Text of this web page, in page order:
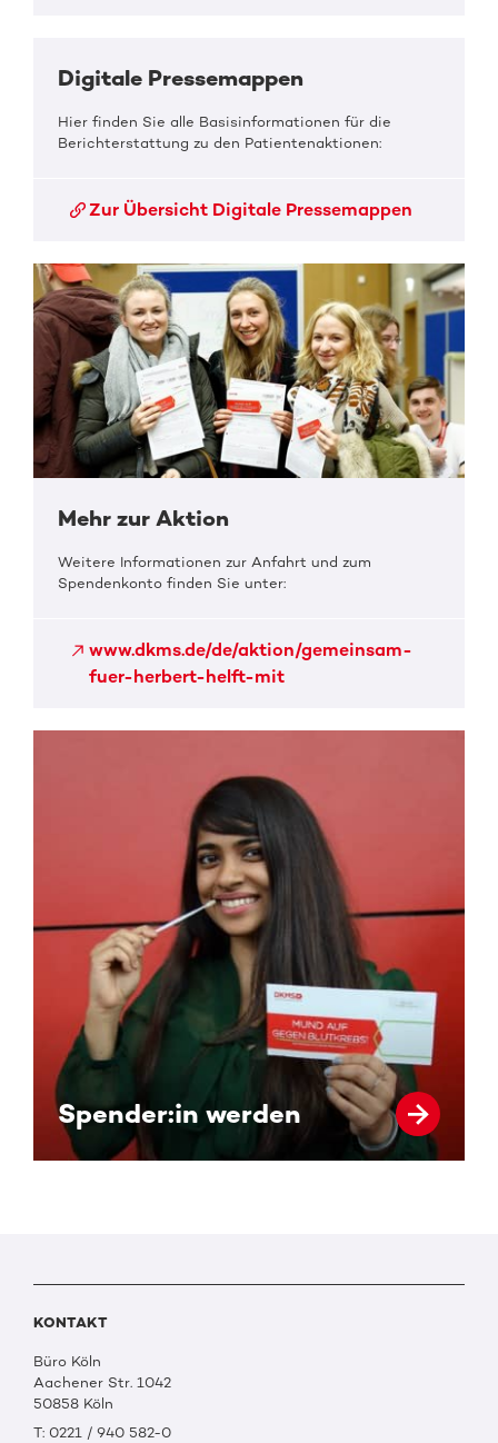
Digitale Pressemappen
Hier finden Sie alle Basisinformationen für die
Berichterstattung zu den Patientenaktionen:
Zur Übersicht Digitale Pressemappen
Mehr zur Aktion
Weitere Informationen zur Anfahrt und zum
Spendenkonto finden Sie unter:
www.dkms.de/de/aktion/gemeinsam-
fuer-herbert-helft-mit
Spender:in werden
KONTAKT
Büro Köln
Aachener Str. 1042
50858 Köln
T: 0221 / 940 582-0